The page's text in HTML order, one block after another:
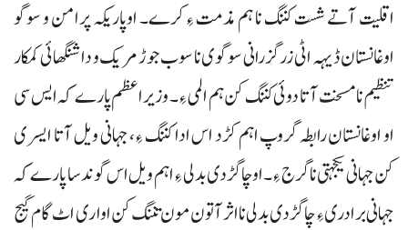
اقلیت آتے شست کننگ نا ہم مذمت ءِ کرے۔ اوپاریکہ پرامن و سوگو
اوغانستان ڈیہہ اٹی زرگزرانی سوگوی نا سوب جوڑ مریک و دا شنگھائی کمکار
تنظیم نا مسخت آتا دوئی کننگ کن ہم المی ءِ۔ وزیراعظم پارے کہ ایس سی
او اوغانستان رابطہ گروپ اہم کڑد اس ادا کننگ ءِ، جہانی ویل آتا ایسری
کن جہانی یکجہتی نا گرج ءِ۔ اوچاگڑدی بدلی ءِ اہم ویل اس گوندسا پارے کہ
جہانی برادری ءِ چاگڑدی بدلی نا اثرآتون مون تننگ کن اواری اٹ گام گیج